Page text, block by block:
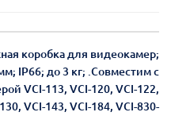
коробка для видеокамер;
IP66; до 3 кг; .Совместим с
VCI-113, VCI-120, VCI-122,
VCI-143, VCI-184, VCI-830-